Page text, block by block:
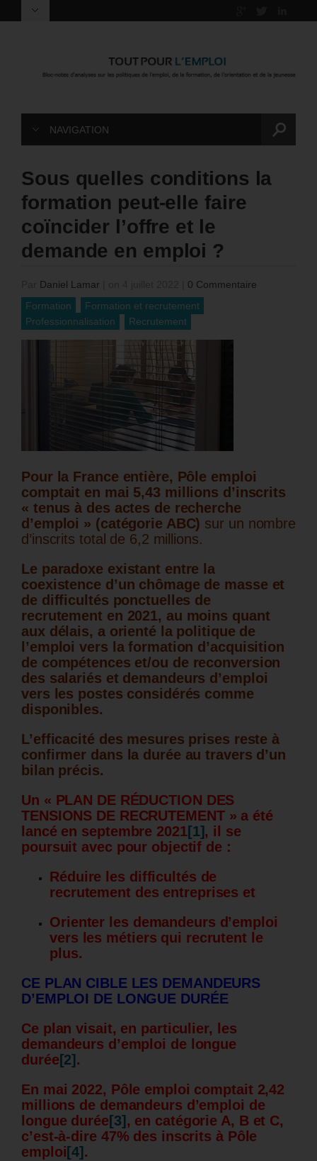
NAVIGATION
Sous quelles conditions la
formation peut-elle faire
coïncider l’offre et le
demande en emploi ?
Daniel Lamar
0 Commentaire
Formation
Formation et recrutement
Professionnalisation
Recrutement
Pour la France entière, Pôle emploi
comptait en mai 5,43 millions d’inscrits
« tenus à des actes de recherche
d’emploi » (catégorie ABC) sur un nombre
d’inscrits total de 6,2 millions.
Le paradoxe existant entre la
coexistence d’un chômage de masse et
de difficultés ponctuelles de
recrutement en 2021, au moins quant
aux délais, a orienté la politique de
l’emploi vers la formation d’acquisition
de compétences et/ou de reconversion
des salariés et demandeurs d’emploi
vers les postes considérés comme
disponibles.
L’efficacité des mesures prises reste à
confirmer dans la durée au travers d’un
bilan précis.
Un « PLAN DE RÉDUCTION DES
TENSIONS DE RECRUTEMENT » a été
lancé en septembre 2021[1], il se
poursuit avec pour objectif de :
Réduire les difficultés de
recrutement des entreprises et
Orienter les demandeurs d’emploi
vers les métiers qui recrutent le
plus.
CE PLAN CIBLE LES DEMANDEURS
D’EMPLOI DE LONGUE DURÉE
Ce plan visait, en particulier, les
demandeurs d’emploi de longue
durée [2] .
En mai 2022, Pôle emploi comptait 2,42
millions de demandeurs d’emploi de
longue durée [3] , en catégorie A, B et C,
c’est-à-dire 47% des inscrits à Pôle
emploi [4] .